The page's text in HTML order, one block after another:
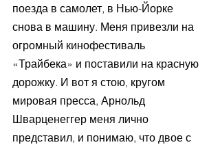
поезда в самолет, в Нью-Йорке
снова в машину. Меня привезли на
огромный кинофестиваль
«Трайбека» и поставили на красную
дорожку. И вот я стою, кругом
мировая пресса, Арнольд
Шварценеггер меня лично
представил, и понимаю, что двое с